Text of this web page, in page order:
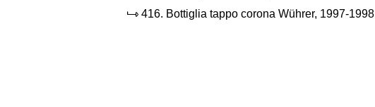
416. Bottiglia tappo corona Wührer, 1997-1998